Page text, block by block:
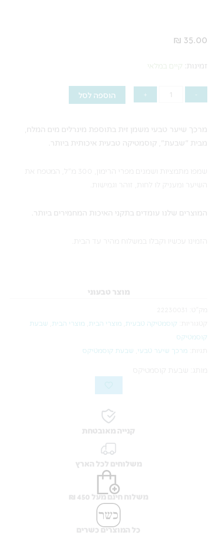
₪ 35.00
זמינות: קיים במלאי
-
כמות
מרכך
משמן
זית
+ הוספה לסל
מרכך שיער טבעי משמן זית בתוספת מינרלים מים המלח,
מבית "שבעת", קוסמטיקה טבעית איכותית ביותר.
שמפו מתמציות ושמנים מפרי הרימון, 300 מ"ל, המטפח את
השיער ומעניק לו לחות, זוהר וגמישות.
המוצרים שלנו עומדים בתקני האיכות המחמירים ביותר.
הזמינו עכשיו וקבלו במשלוח מהיר עד הבית.
מוצר טבעוני
מק"ט:
קטגוריות: קוסמטיקה טבעית מוצרי הבית מוצרי הבית שבעת
קוסמטיקס
מרכך שיער טבעי שבעת קוסמטיקס
מותג: שבעת קוסמטיקס
קנייה מאובטחת
משלוחים לכל הארץ
משלוח חינם מעל 450 ₪
כל המוצרים כשרים